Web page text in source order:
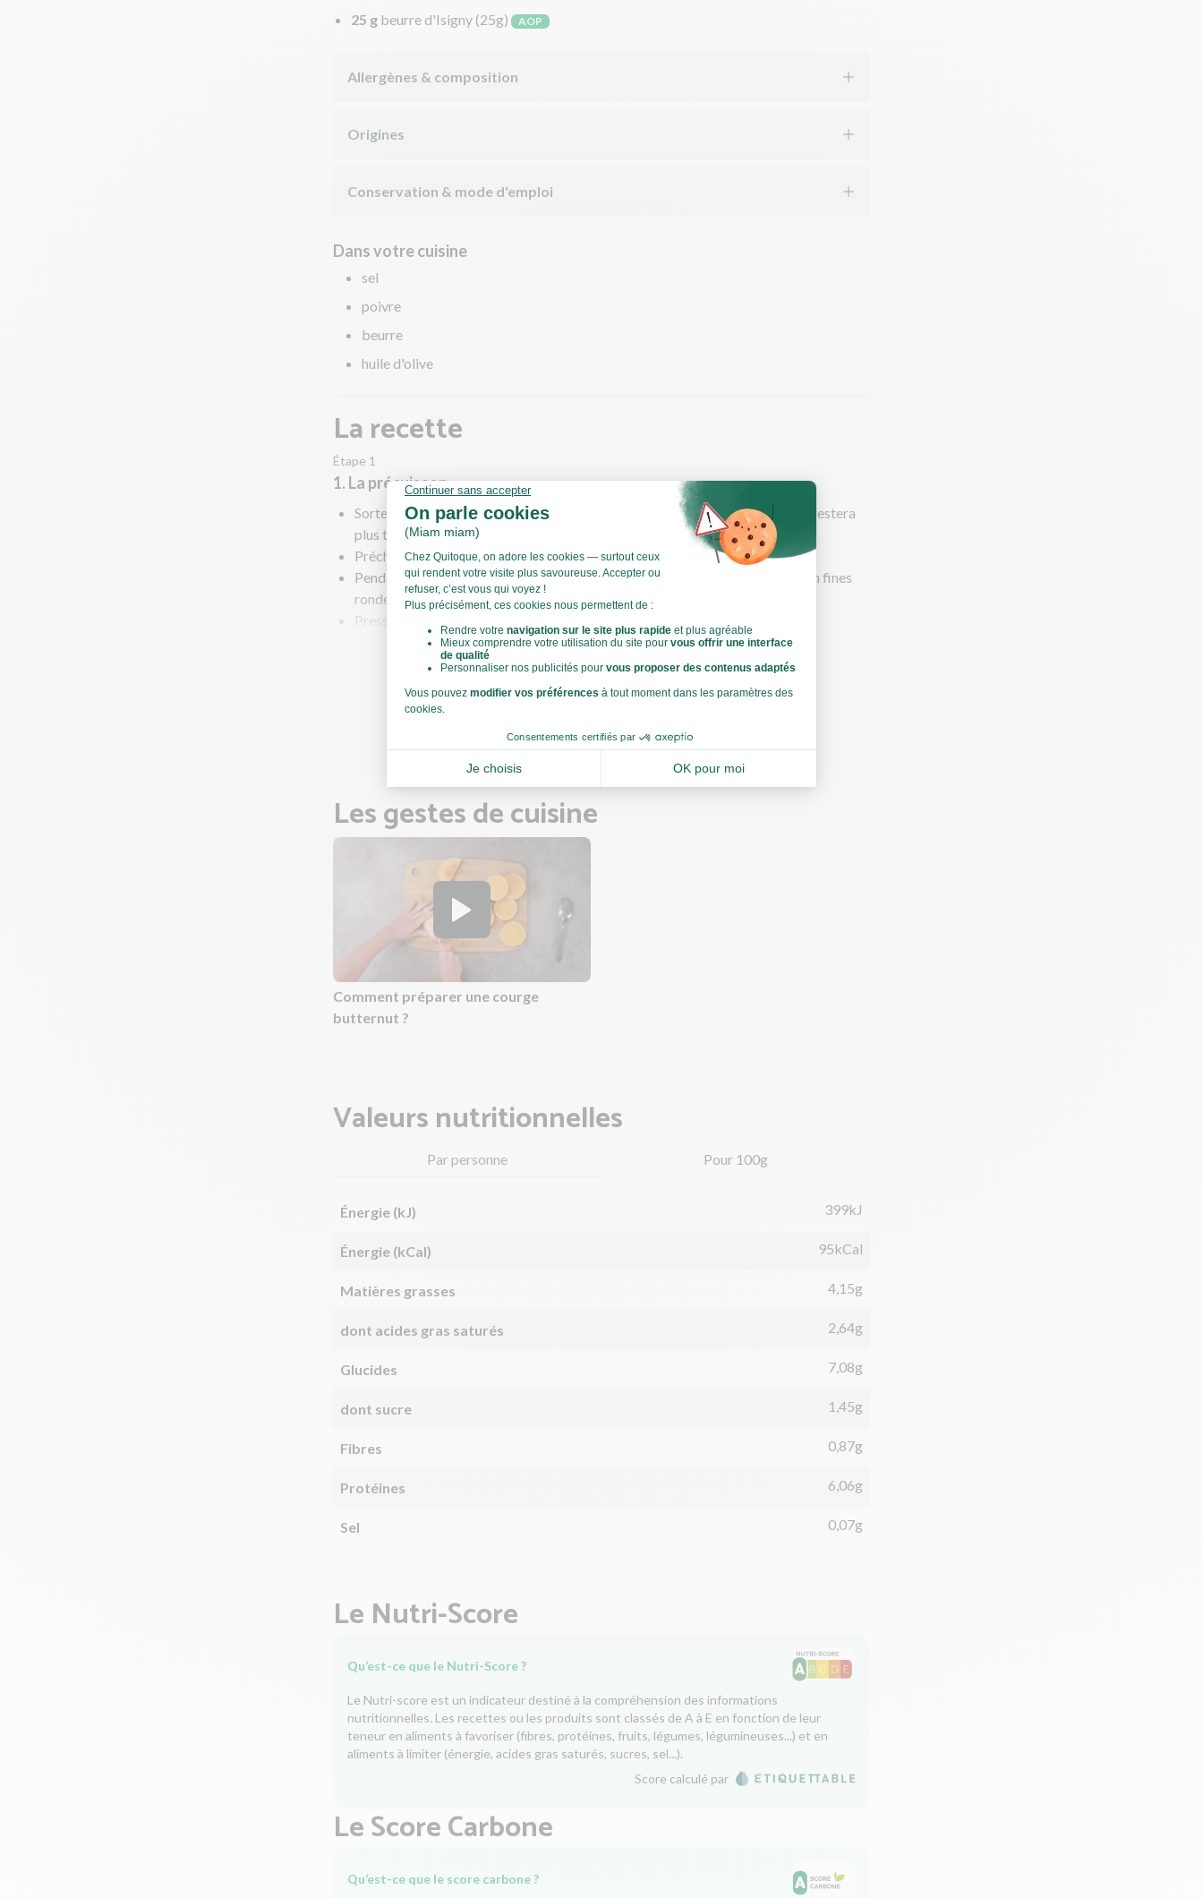
25 g beurre d'Isigny (25g) AOP
Allergènes & composition
Origines
Conservation & mode d'emploi
Dans votre cuisine
sel
poivre
beurre
huile d'olive
La recette
Étape 1
1. La précuisson
Sortez la viande de l’emballage pour l’aérer : elle cuira plus uniformément et restera
plus tendre.
Préchauffez votre four à 180°C en chaleur tournante !
Pendant ce temps, épluchez et coupez les pommes de terre et le butternut en fines
rondelles (0,5 cm maximum).
Pressez ou hachez l'ail.
Dans une casserole, déposez le lait, la crème, l'ail, les pommes de terre et le butternut.
Salez, poivrez.
Portez à ébullition puis faites-les cuire 10 min.
Une fois précuits, récupérez les légumes à l'aide d'une écumoire et faites réduire le
Voir toute la recette
Les gestes de cuisine
Comment préparer une courge
butternut ?
Valeurs nutritionnelles
Par personne Pour 100g
Énergie (kJ) 399kJ
Énergie (kCal) 95kCal
Matières grasses 4,15g
dont acides gras saturés 2,64g
Glucides 7,08g
dont sucre 1,45g
Fibres 0,87g
Protéines 6,06g
Sel 0,07g
Le Nutri-Score
Qu’est-ce que le Nutri-Score ?
Le Nutri-score est un indicateur destiné à la compréhension des informations
nutritionnelles. Les recettes ou les produits sont classés de A à E en fonction de leur
teneur en aliments à favoriser (fibres, protéines, fruits, légumes, légumineuses...) et en
aliments à limiter (énergie, acides gras saturés, sucres, sel...).
Score calculé par
Le Score Carbone
Qu’est-ce que le score carbone ?